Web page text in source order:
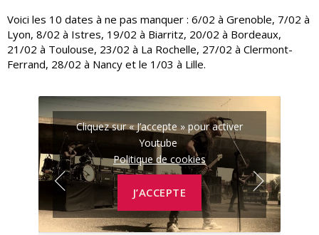
Voici les 10 dates à ne pas manquer : 6/02 à Grenoble, 7/02 à
Lyon, 8/02 à Istres, 19/02 à Biarritz, 20/02 à Bordeaux,
21/02 à Toulouse, 23/02 à La Rochelle, 27/02 à Clermont-
Ferrand, 28/02 à Nancy et le 1/03 à Lille.
Cliquez sur « J’accepte » pour activer
Youtube
Politique de cookies
J’ACCEPTE